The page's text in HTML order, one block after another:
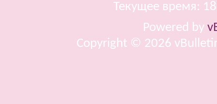
Текущее время:
Powered by
Copyright © 2026